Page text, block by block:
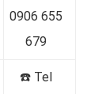
0906 655
679
☎️ Tel